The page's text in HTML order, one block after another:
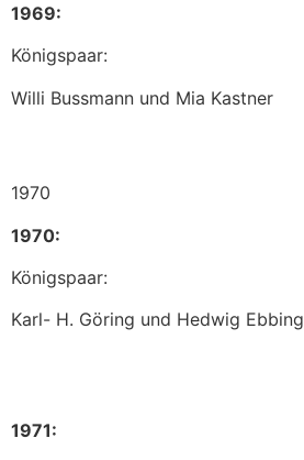
1969:
Königspaar:
Willi Bussmann und Mia Kastner
1970
1970:
Königspaar:
Karl- H. Göring und Hedwig Ebbing
1971: